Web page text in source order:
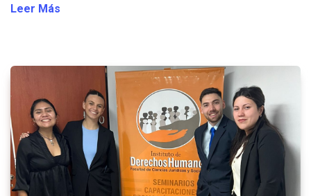
Leer Más